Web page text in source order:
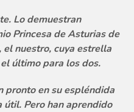
Lo demuestran
Princesa de Asturias de
el nuestro, cuya estrella
último para los dos.
en su espléndida
útil. Pero han aprendido